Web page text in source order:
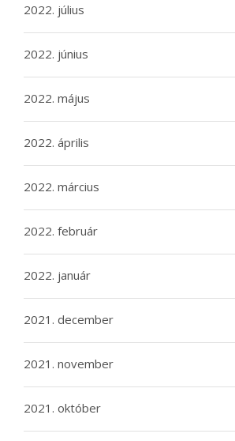
2022. július
2022. június
2022. május
2022. április
2022. március
2022. február
2022. január
2021. december
2021. november
2021. október